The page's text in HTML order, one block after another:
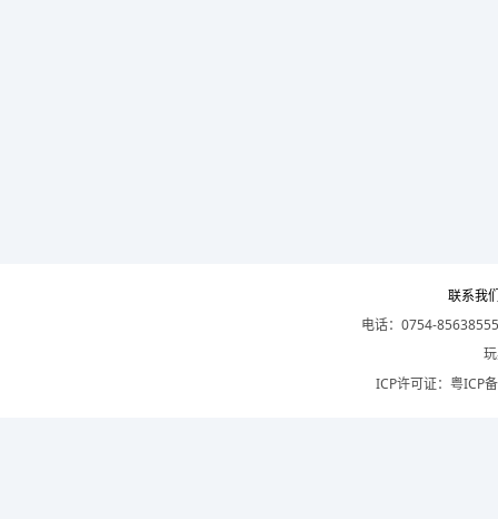
联系我
电话：0754-
ICP许可证： 粤ICP